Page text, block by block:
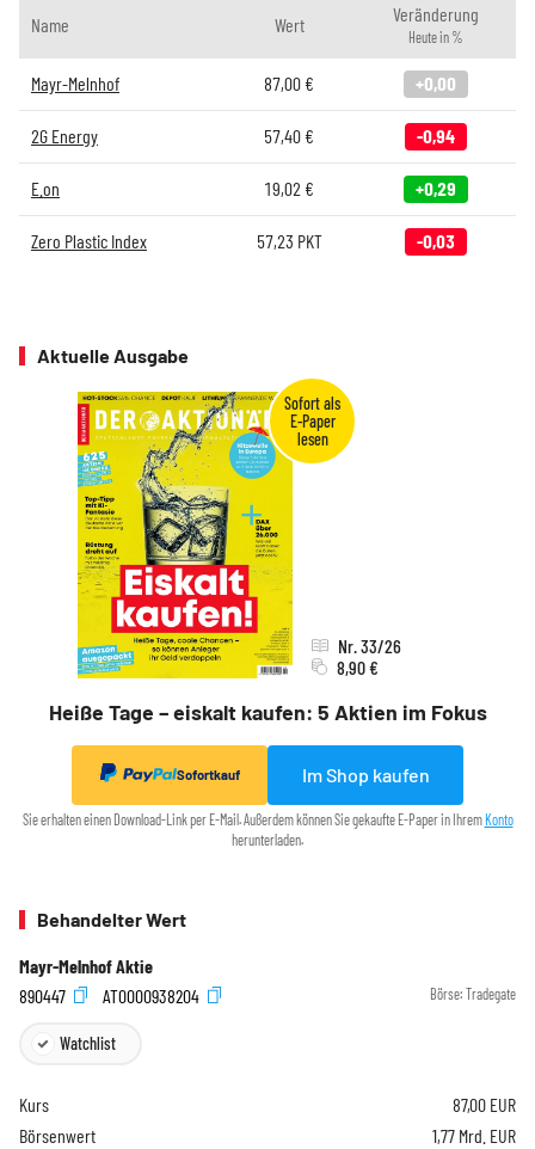
Name Wert Veränderung
Heute in %
Mayr-Melnhof 87,00 € +0,00
2G Energy 57,40 € -0,94
E.on 19,02 € +0,29
Zero Plastic Index 57,23 PKT -0,03
Aktuelle Ausgabe
Heiße Tage – eiskalt kaufen: 5 Aktien im Fokus
Nr. 33/26
8,90 €
Sofortkauf Im Shop kaufen
Sie erhalten einen Download-Link per E-Mail. Außerdem können Sie gekaufte E-Paper in Ihrem Konto
herunterladen.
Behandelter Wert
Mayr-Melnhof Aktie
890447
AT0000938204 Börse: Tradegate
Watchlist
Kurs 87,00 EUR
Börsenwert
1,77 Mrd. EUR